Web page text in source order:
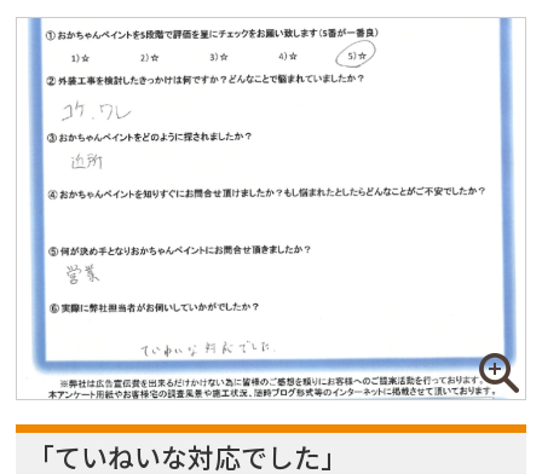
「ていねいな対応でした」